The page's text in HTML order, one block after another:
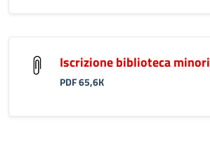
Iscrizione biblioteca minori
PDF 65,6K